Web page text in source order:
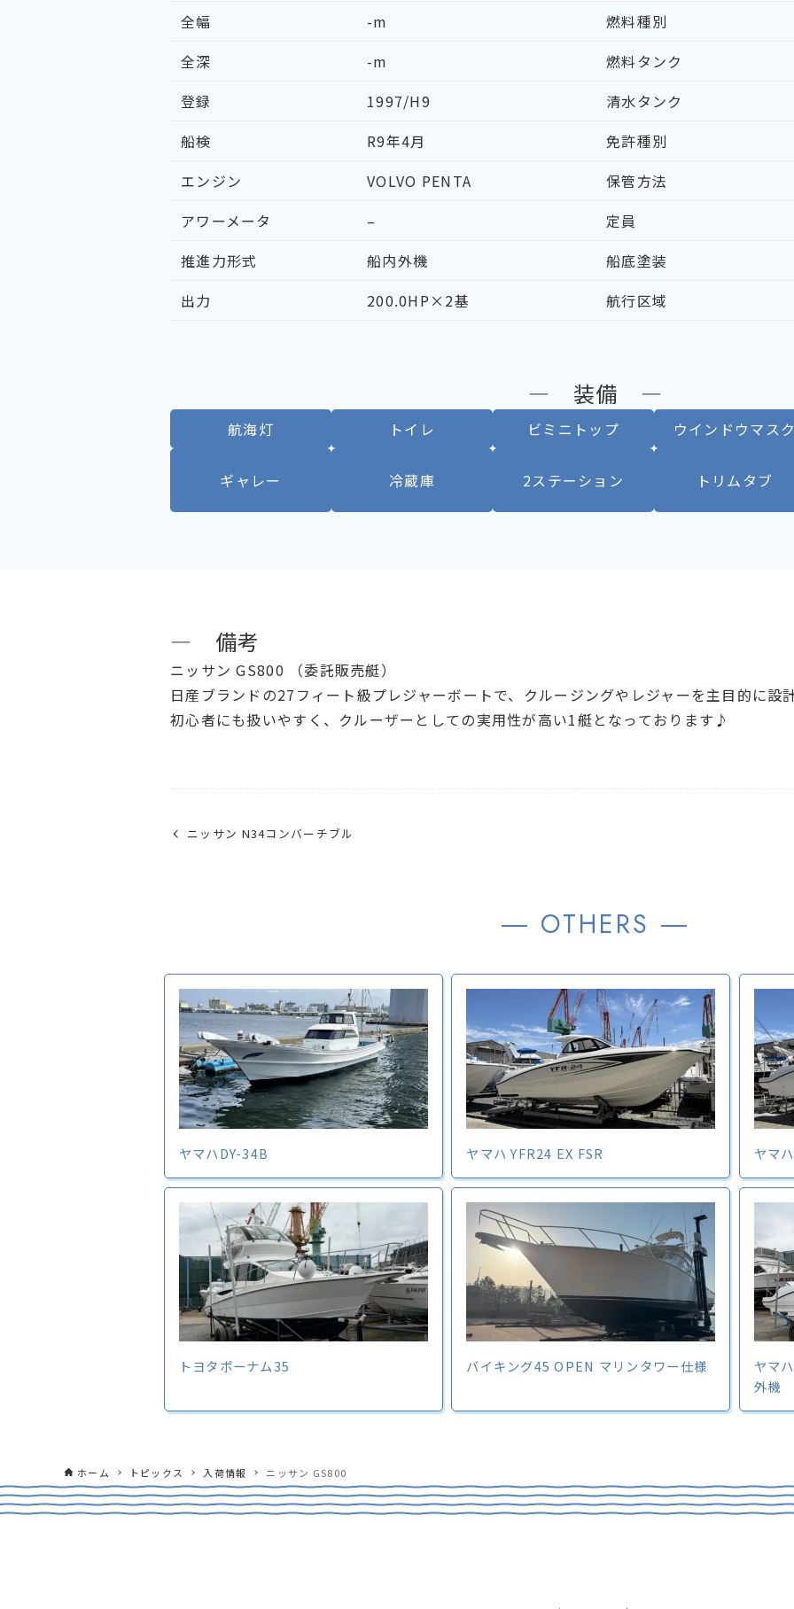
全幅
-m
全深
-m
登録
1997/H9
船検
R9年4月
エンジン
VOLVO PENTA
アワーメータ
–
推進力形式
船内外機
出力
200.0HP×2基
燃料種別
燃料タンク
清水タンク
免許種別
保管方法
定員
船底塗装
航行区域
― 装備 ―
航海灯 トイレ ビミニトップ ウインドウマスク
ギャレー 冷蔵庫 2ステーション トリムタブ
― 備考
ニッサン GS800 （委託販売艇）
日産ブランドの27フィート級プレジャーボートで、クルージングやレジャーを主目的に設
初心者にも扱いやすく、クルーザーとしての実用性が高い1艇となっております♪
ニッサン N34コンバーチブル
― OTHERS ―
ヤマハDY-34B ヤマハ YFR24 EX FSR ヤマ
トヨタポーナム35 バイキング45 OPEN マリンタワー仕様
ヤマ
外機
ホーム トピックス 入荷情報 ニッサン GS800